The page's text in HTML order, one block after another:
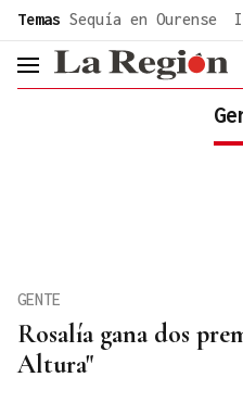
common.go-to-content
Temas Sequía en Ourense
header.menu.open
Rosalía gana dos
Altura"
GENTE